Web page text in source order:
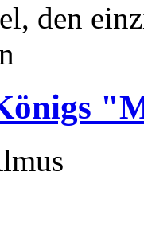
den